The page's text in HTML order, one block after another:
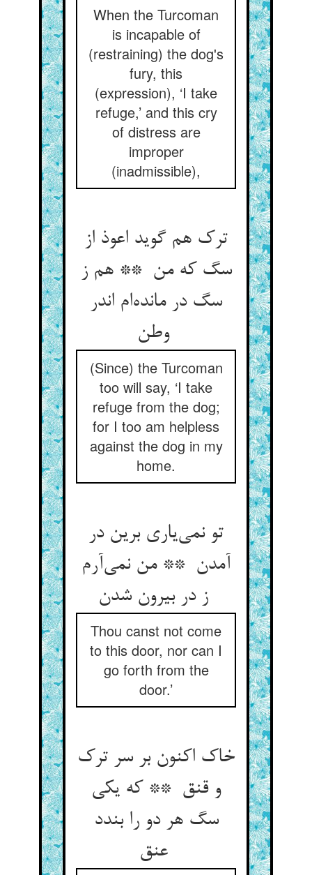
When the Turcoman
is incapable of
(restraining) the dog's
fury, this
(expression), ‘I take
refuge,’ and this cry
of distress are
improper
(inadmissible),
ترک هم گوید اعوذ از
سگ که من ** هم ز
سگ در مانده‌ام اندر
وطن
(Since) the Turcoman
too will say, ‘I take
refuge from the dog;
for I too am helpless
against the dog in my
home.
تو نمی‌یاری برین در
آمدن ** من نمی‌آرم
Thou canst not come
to this door, nor can I
go forth from the
door.’
خاک اکنون بر سر ترک
و قنق ** که یکی
سگ هر دو را بندد
عنق